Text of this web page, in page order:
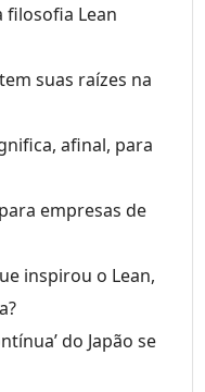
filosofia Lean
suas raízes na
afinal, para
empresas de
inspirou o Lean,
do Japão se